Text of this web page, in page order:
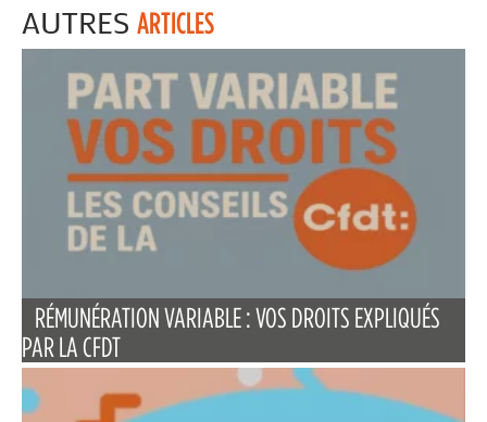
AUTRES ARTICLES
RÉMUNÉRATION VARIABLE : VOS DROITS EXPLIQUÉS
PAR LA CFDT